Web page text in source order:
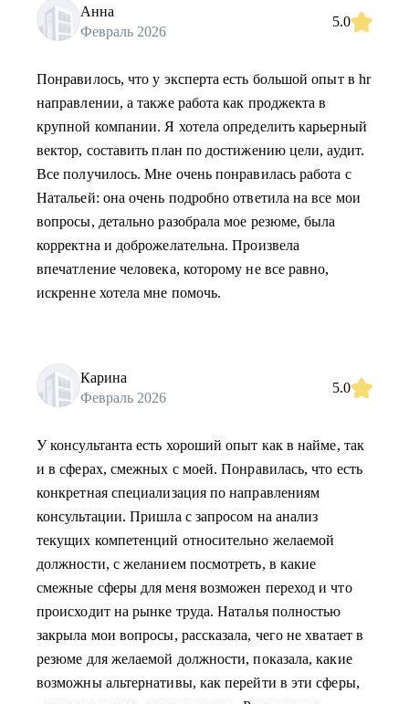
Анна
Февраль 2026
5.0
Понравилось, что у эксперта есть большой опыт в hr
направлении, а также работа как проджекта в
крупной компании. Я хотела определить карьерный
вектор, составить план по достижению цели, аудит.
Все получилось. Мне очень понравилась работа с
Натальей: она очень подробно ответила на все мои
вопросы, детально разобрала мое резюме, была
корректна и доброжелательна. Произвела
впечатление человека, которому не все равно,
искренне хотела мне помочь.
Карина
Февраль 2026
5.0
У консультанта есть хороший опыт как в найме, так
и в сферах, смежных с моей. Понравилась, что есть
конкретная специализация по направлениям
консультации. Пришла с запросом на анализ
текущих компетенций относительно желаемой
должности, с желанием посмотреть, в какие
смежные сферы для меня возможен переход и что
происходит на рынке труда. Наталья полностью
закрыла мои вопросы, рассказала, чего не хватает в
резюме для желаемой должности, показала, какие
возможны альтернативы, как перейти в эти сферы,